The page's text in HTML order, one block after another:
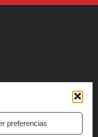
preferencias